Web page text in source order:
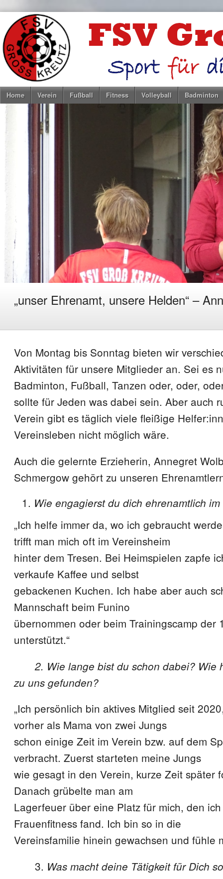
Home Verein Fußball Fitness Volleyball Badminton
„unser Ehrenamt, unsere Helden“ –
Von Montag bis Sonntag bieten wir
Aktivitäten für unsere Mitglieder an. Sei es
Badminton, Fußball, Tanzen oder, oder,
sollte für Jeden was dabei sein. Aber auch
Verein gibt es täglich viele fleißige
Vereinsleben nicht möglich wäre.
Auch die gelernte Erzieherin, Annegret
Schmergow gehört zu unseren
Wie engagierst du dich ehrenamtlich
„Ich helfe immer da, wo ich gebraucht
trifft man mich oft im Vereinsheim
hinter dem Tresen. Bei Heimspielen zapfe
verkaufe Kaffee und selbst
gebackenen Kuchen. Ich habe aber auch
Mannschaft beim Funino
übernommen oder beim Trainingscamp der
unterstützt.“
2. Wie lange bist du schon dabei? Wie
zu uns gefunden?
„Ich persönlich bin aktives Mitglied seit
vorher als Mama von zwei Jungs
schon einige Zeit im Verein bzw. auf dem
verbracht. Zuerst starteten meine Jungs
wie gesagt in den Verein, kurze Zeit später
Danach grübelte man am
Lagerfeuer über eine Platz für mich, den
Frauenfitness fand. Ich bin so in die
Vereinsfamilie hinein gewachsen und fühle
3. Was macht deine Tätigkeit für Dich